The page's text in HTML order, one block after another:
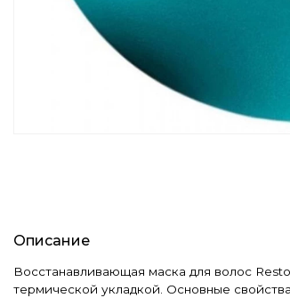
Описание
Восстанавливающая маска для волос
термической укладкой. Основные